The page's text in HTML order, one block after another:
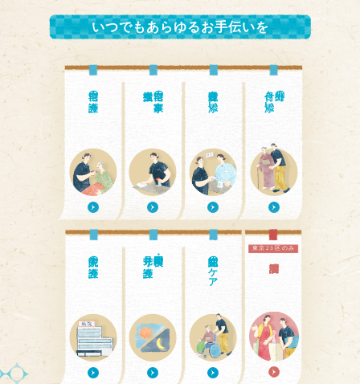
いつでもあらゆるお手伝いを
自宅の介護 自宅の家事・ 通院付き添い 外出の
付き添い
入院中の介護 日中・夜間の
見守り介護 認知症のケア
東京23区のみ